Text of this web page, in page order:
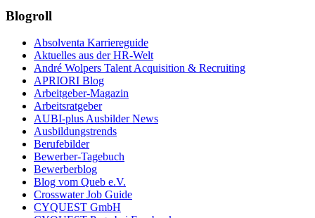
Blogroll
Absolventa Karriereguide
Aktuelles aus der HR-Welt
André Wolpers Talent Acquisition & Recruiting
APRIORI Blog
Arbeitgeber-Magazin
Arbeitsratgeber
AUBI-plus Ausbilder News
Ausbildungstrends
Berufebilder
Bewerber-Tagebuch
Bewerberblog
Blog vom Queb e.V.
Crosswater Job Guide
CYQUEST GmbH